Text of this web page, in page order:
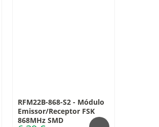
RFM22B-868-S2 - Módulo
Emissor/Receptor FSK
868MHz SMD